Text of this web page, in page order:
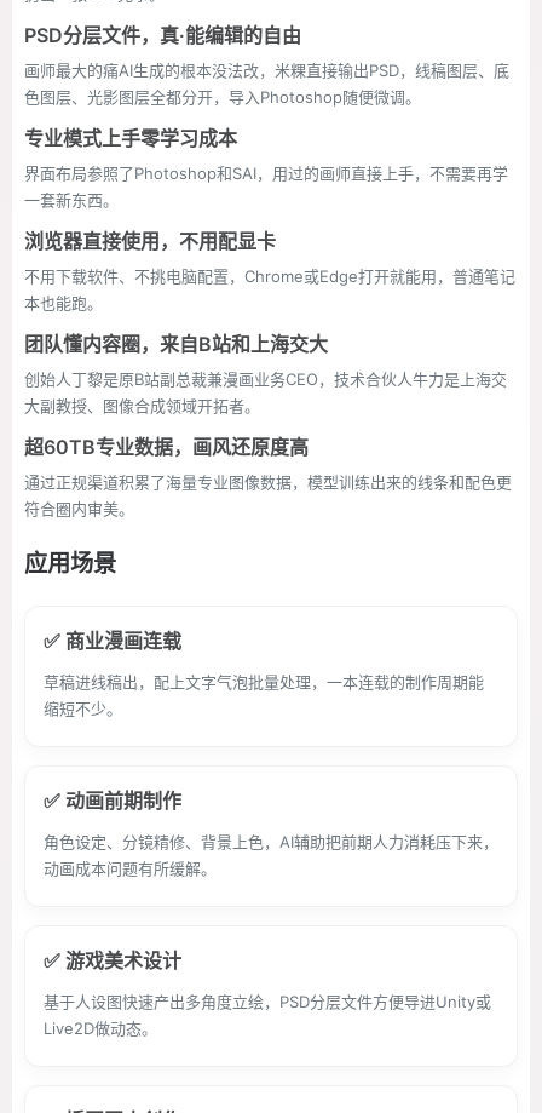
PSD分层文件，真·能编辑的自由
画师最大的痛AI生成的根本没法改，米粿直接输出PSD，线稿图层、底
色图层、光影图层全都分开，导入Photoshop随便微调。
专业模式上手零学习成本
界面布局参照了Photoshop和SAI，用过的画师直接上手，不需要再学
一套新东西。
浏览器直接使用，不用配显卡
不用下载软件、不挑电脑配置，Chrome或Edge打开就能用，普通笔记
本也能跑。
团队懂内容圈，来自B站和上海交大
创始人丁黎是原B站副总裁兼漫画业务CEO，技术合伙人牛力是上海交
大副教授、图像合成领域开拓者。
超60TB专业数据，画风还原度高
通过正规渠道积累了海量专业图像数据，模型训练出来的线条和配色更
符合圈内审美。
应用场景
✅ 商业漫画连载
草稿进线稿出，配上文字气泡批量处理，一本连载的制作周期能
缩短不少。
✅ 动画前期制作
角色设定、分镜精修、背景上色，AI辅助把前期人力消耗压下来，
动画成本问题有所缓解。
✅ 游戏美术设计
基于人设图快速产出多角度立绘，PSD分层文件方便导进Unity或
Live2D做动态。